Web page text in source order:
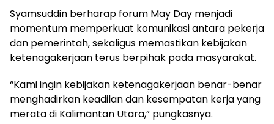
Syamsuddin berharap forum May Day menjadi
momentum memperkuat komunikasi antara pekerja
dan pemerintah, sekaligus memastikan kebijakan
ketenagakerjaan terus berpihak pada masyarakat.
“Kami ingin kebijakan ketenagakerjaan benar-benar
menghadirkan keadilan dan kesempatan kerja yang
merata di Kalimantan Utara,” pungkasnya.